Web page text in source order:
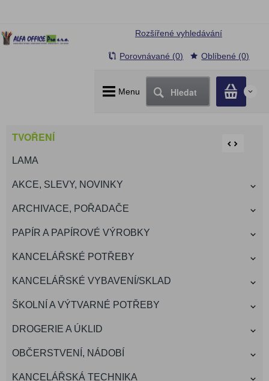
Menu Hledat 0
Rozšířené vyhledávání
Porovnávané (0) Oblíbené (0)
TVOŘENÍ
LAMA
AKCE, SLEVY, NOVINKY
ARCHIVACE, POŘADAČE
PAPÍR A PAPÍROVÉ VÝROBKY
KANCELÁŘSKÉ POTŘEBY
KANCELÁŘSKÉ VYBAVENÍ/SKLAD
ŠKOLNÍ A VÝTVARNÉ POTŘEBY
DROGERIE A ÚKLID
OBČERSTVENÍ, NÁDOBÍ
KANCELÁŘSKÁ TECHNIKA